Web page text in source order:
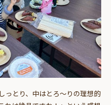
っとり、中はとろ～りの理想的